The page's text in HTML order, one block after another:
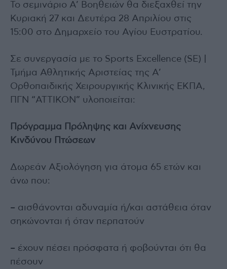
Το σεμινάριο Α’ Βοηθειών θα διεξαχθεί την
Κυριακή 27 και Δευτέρα 28 Απριλίου στις
15:00 στο Δημαρχείο του Αγίου Ευστρατίου.
Σε συνεργασία με το Sports Excellence (SE) |
Τμήμα Αθλητικής Αριστείας της Α’
Ορθοπαιδικής Χειρουργικής Κλινικής ΕΚΠΑ,
ΠΓΝ “ATTIKON” υλοποιείται:
Πρόγραμμα Πρόληψης και Ανίχνευσης
Κινδύνου Πτώσεων
Δωρεάν Αξιολόγηση για άτομα 65 ετών και
άνω που:
– αισθάνονται αδυναμία ή/και αστάθεια όταν
σηκώνονται ή όταν περπατούν
– έχουν πέσει πρόσφατα ή φοβούνται ότι θα
πέσουν